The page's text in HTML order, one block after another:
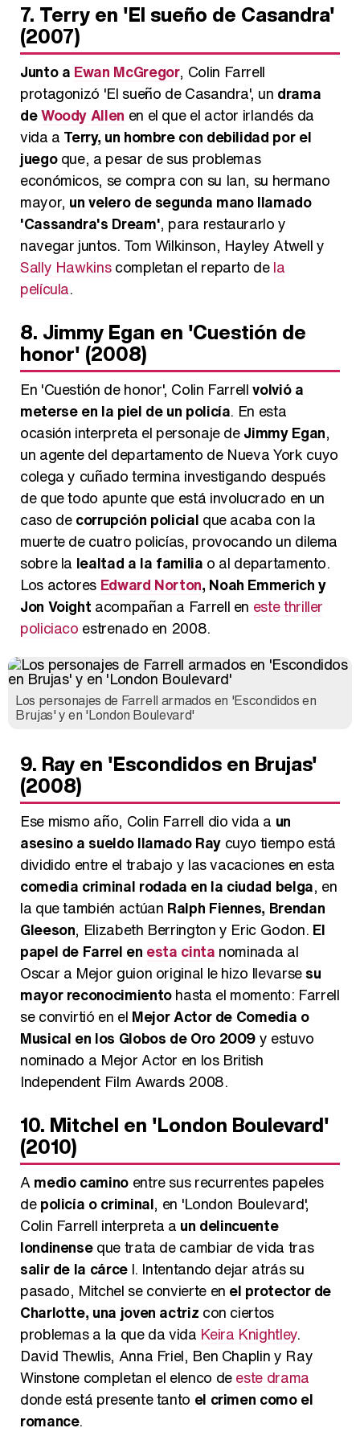
7. Terry en 'El sueño de Casandra'
(2007)
Junto a Ewan McGregor, Colin Farrell
protagonizó 'El sueño de Casandra', un drama
deWoody Allen en el que el actor irlandés da
vida a Terry, un hombre con debilidad por el
juegoque, a pesar de sus problemas
económicos, se compra con su Ian, su hermano
mayor, un velero de segunda mano llamado
'Cassandra's Dream', para restaurarlo y
navegar juntos. Tom Wilkinson, Hayley Atwell y
Sally Hawkinscompletan el reparto dela
película.
8. Jimmy Egan en 'Cuestión de
honor' (2008)
En 'Cuestión de honor', Colin Farrellvolvió a
meterse en la piel de un policía. En esta
ocasión interpreta el personaje deJimmy Egan,
un agente del departamento de Nueva York cuyo
colega y cuñado termina investigando después
de que todo apunte que está involucrado en un
caso decorrupción policial que acaba con la
muerte de cuatro policías, provocando un dilema
sobre la lealtad a la familia o al departamento.
Los actores Edward Norton, Noah Emmerich y
Jon Voight acompañan a Farrell en este thriller
policiaco estrenado en 2008.
Los personajes de Farrell armados en 'Escondidos en
Brujas' y en 'London Boulevard'
9. Ray en 'Escondidos en Brujas'
(2008)
Ese mismo año, Colin Farrell dio vida a un
asesino a sueldo llamado Raycuyo tiempo está
dividido entre el trabajo y las vacaciones en esta
comedia criminal rodada en la ciudad belga, en
la que también actúan Ralph Fiennes, Brendan
Gleeson, Elizabeth Berrington y Eric Godon. El
papel de Farrel en esta cinta nominada al
Oscar a Mejor guion original le hizo llevarsesu
mayor reconocimientohasta el momento: Farrell
se convirtió en el Mejor Actor de Comedia o
Musical en los Globos de Oro 2009y estuvo
nominado a Mejor Actor en los British
Independent Film Awards 2008.
10. Mitchel en 'London Boulevard'
(2010)
Amedio camino entre sus recurrentes papeles
depolicía o criminal, en 'London Boulevard',
Colin Farrell interpreta a un delincuente
londinenseque trata de cambiar de vida tras
salir de la cárcel. Intentando dejar atrás su
pasado, Mitchel se convierte en el protector de
Charlotte, una joven actriz con ciertos
problemas a la que da vida Keira Knightley.
David Thewlis, Anna Friel, Ben Chaplin y Ray
Winstone completan el elenco deeste drama
donde está presente tanto el crimen como el
romance.